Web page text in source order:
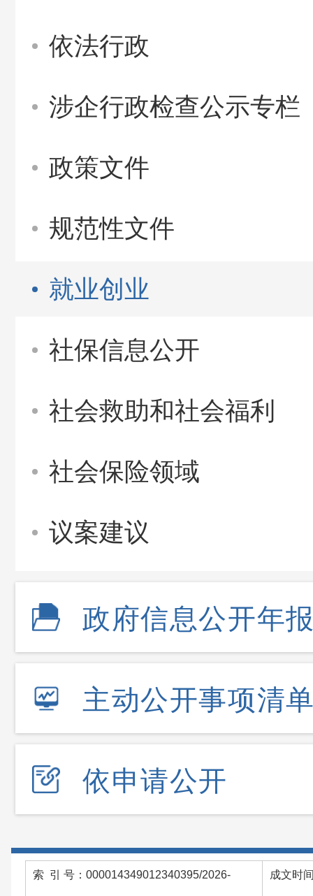
依法行政
涉企行政检查公示专栏
政策文件
规范性文件
就业创业
社保信息公开
社会救助和社会福利
社会保险领域
议案建议
政府信息公开年
主动公开事项清
依申请公开
索 引 号：000014349012340395/2026- 成文时